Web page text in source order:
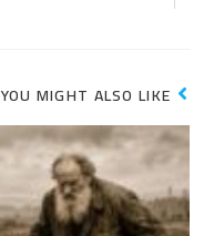
YOU MIGHT ALSO LIKE